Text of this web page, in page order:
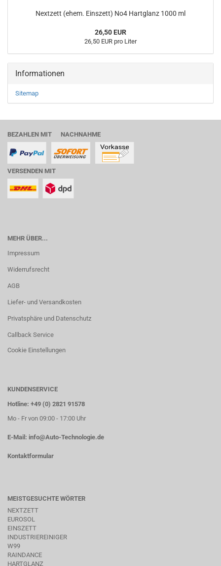
Nextzett (ehem. Einszett) No4 Hartglanz 1000 ml
26,50 EUR
26,50 EUR pro Liter
Informationen
Sitemap
BEZAHLEN MIT NACHNAHME
VERSENDEN MIT
MEHR ÜBER...
Impressum
Widerrufsrecht
AGB
Liefer- und Versandkosten
Privatsphäre und Datenschutz
Callback Service
Cookie Einstellungen
KUNDENSERVICE
Hotline: +49 (0) 2821 91578
Mo - Fr von 09:00 - 17:00 Uhr
E-Mail: info@Auto-Technologie.de
Kontaktformular
MEISTGESUCHTE WÖRTER
NEXTZETT
EUROSOL
EINSZETT
INDUSTRIEREINIGER
W99
RAINDANCE
HARTGLANZ